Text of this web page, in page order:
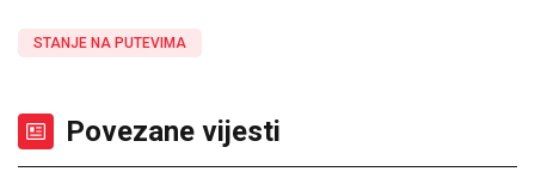
STANJE NA PUTEVIMA
Povezane vijesti